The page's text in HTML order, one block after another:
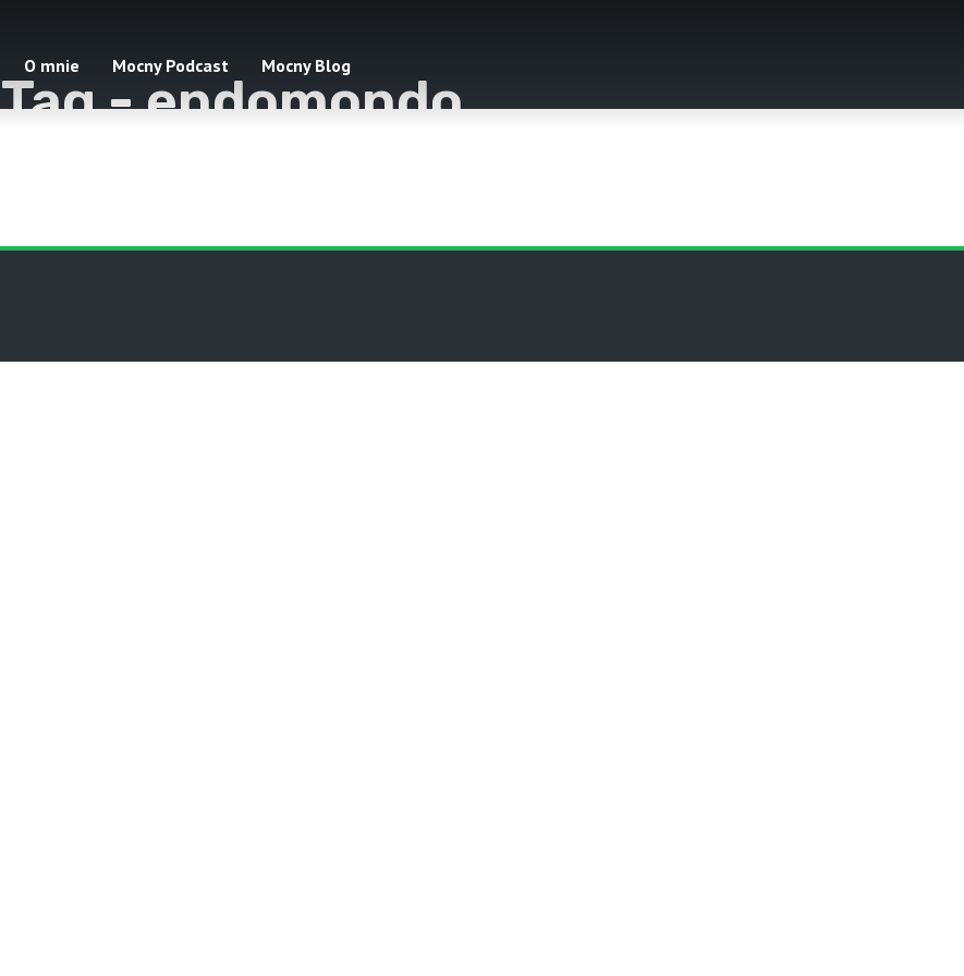
O mnie Mocny Podcast Mocny Blog
Tag -endomondo